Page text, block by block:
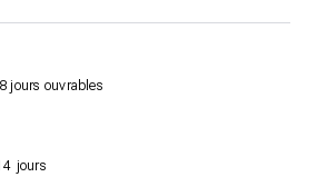
jours ouvrables
jours